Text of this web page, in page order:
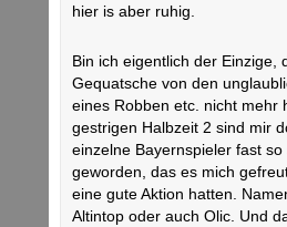
hier is aber ruhig.
Bin ich eigentlich der Einzige,
Gequatsche von den
eines Robben etc. nicht mehr
gestrigen Halbzeit 2 sind mir
einzelne Bayernspieler fast so
geworden, das es mich
eine gute Aktion hatten.
Altintop oder auch Olic. Und